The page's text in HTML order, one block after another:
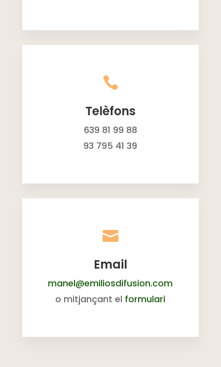

Telèfons
639 81 99 88
93 795 41 39

Email
manel@emiliosdifusion.com
o mitjançant el formulari